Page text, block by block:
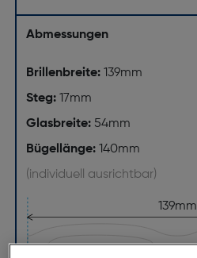
Abmessungen
Brillenbreite: 139mm
Steg: 17mm
Glasbreite: 54mm
Bügellänge: 140mm
(individuell ausrichtbar)
139mm